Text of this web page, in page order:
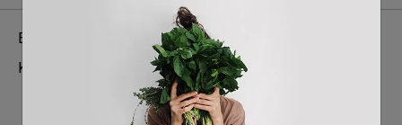
Brand:
Κατηγορία:
Ατομική περιποίηση & συμπληρώματα
διατροφής
Περιποίηση Γυναικεία